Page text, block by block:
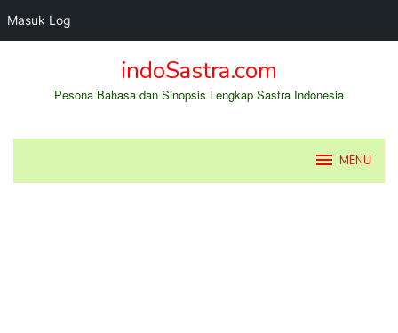
Masuk Log
indoSastra.com
Pesona Bahasa dan Sinopsis Lengkap Sastra Indonesia
MENU